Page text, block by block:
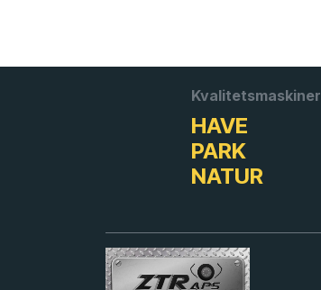
Kvalitetsmaskiner
HAVE
PARK
NATUR